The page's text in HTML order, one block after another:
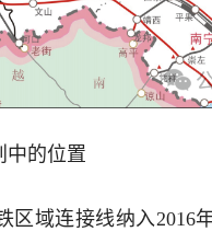
中的位置
区域连接线纳入2016